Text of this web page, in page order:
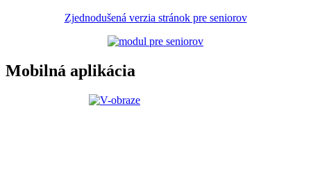
Zjednodušená verzia stránok pre seniorov
Mobilná aplikácia